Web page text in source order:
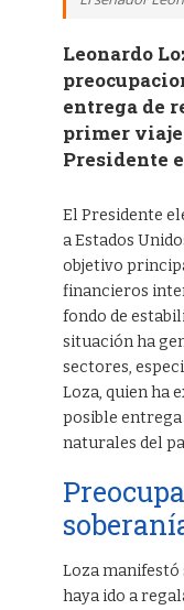
Leonardo
entrega de
primer
Presidente
El Presidente
a Estados
objetivo
financieros
fondo de
situación ha
sectores,
Loza, quien ha
posible entrega
naturales del
Loza manifestó
haya ido a